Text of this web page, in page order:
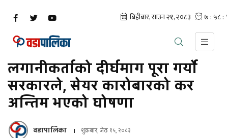
लगानीकर्ताको दीर्घमाग पूरा गर्यो
सरकारले, सेयर कारोबारको कर
अन्तिम भएको घोषणा
वडापालिका शुक्रबार, जेठ १५, २०८३